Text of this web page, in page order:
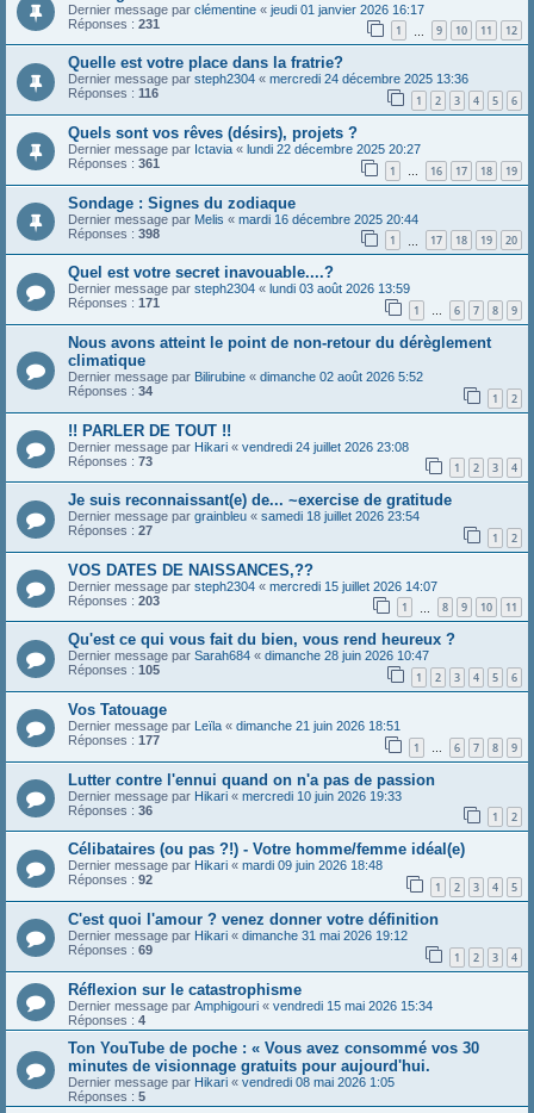
Dernier message par clémentine « jeudi 01 janvier 2026 16:17
Réponses : 231 1 9 10 11 12
Quelle est votre place dans la fratrie?
Dernier message par steph2304 « mercredi 24 décembre 2025 13:36
Réponses : 116 1 2 3 4 5 6
Quels sont vos rêves (désirs), projets ?
Dernier message par Ictavia « lundi 22 décembre 2025 20:27
Réponses : 361 1 … 16 17 18 19
Sondage : Signes du zodiaque
Dernier message par Melis « mardi 16 décembre 2025 20:44
Réponses : 398 1 17 18 19 20
Quel est votre secret inavouable....?
Dernier message par steph2304 « lundi 03 août 2026 13:59
Réponses : 171 1 … 6 7 8 9
Nous avons atteint le point de non-retour du dérèglement
climatique
Dernier message par Bilirubine « dimanche 02 août 2026 5:52
Réponses : 34 1 2
!! PARLER DE TOUT !!
Dernier message par Hikari « vendredi 24 juillet 2026 23:08
Réponses : 73 1 2 3 4
Je suis reconnaissant(e) de... ~exercise de gratitude
Dernier message par grainbleu « samedi 18 juillet 2026 23:54
Réponses : 27 1 2
VOS DATES DE NAISSANCES,??
Dernier message par steph2304 « mercredi 15 juillet 2026 14:07
Réponses : 203 1 8 9 10 11
Qu'est ce qui vous fait du bien, vous rend heureux ?
Dernier message par Sarah684 « dimanche 28 juin 2026 10:47
Réponses : 105 1 2 3 4 5 6
Vos Tatouage
Dernier message par Leïla « dimanche 21 juin 2026 18:51
Réponses : 177 1 … 6 7 8 9
Lutter contre l'ennui quand on n'a pas de passion
Dernier message par Hikari « mercredi 10 juin 2026 19:33
Réponses : 36 1 2
Célibataires (ou pas ?!) - Votre homme/femme idéal(e)
Dernier message par Hikari « mardi 09 juin 2026 18:48
Réponses : 92 1 2 3 4 5
C'est quoi l'amour ? venez donner votre définition
Dernier message par Hikari « dimanche 31 mai 2026 19:12
Réponses : 69 1 2 3 4
Réflexion sur le catastrophisme
Dernier message par Amphigouri « vendredi 15 mai 2026 15:34
Réponses : 4
Ton YouTube de poche : « Vous avez consommé vos 30
minutes de visionnage gratuits pour aujourd'hui.
Dernier message par Hikari « vendredi 08 mai 2026 1:05
Réponses : 5